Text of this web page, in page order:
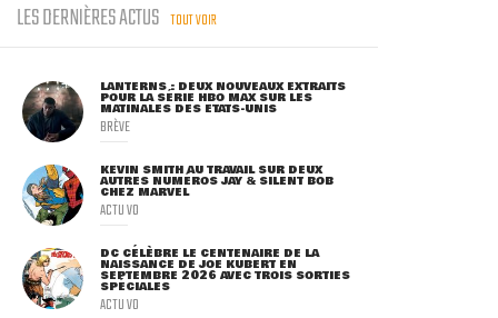
LES DERNIÈRES ACTUS TOUT VOIR
LANTERNS : DEUX NOUVEAUX EXTRAITS
POUR LA SÉRIE HBO MAX SUR LES
MATINALES DES ETATS-UNIS
BRÈVE
KEVIN SMITH AU TRAVAIL SUR DEUX
AUTRES NUMÉROS JAY & SILENT BOB
CHEZ MARVEL
ACTU VO
DC CÉLÈBRE LE CENTENAIRE DE LA
NAISSANCE DE JOE KUBERT EN
SEPTEMBRE 2026 AVEC TROIS SORTIES
SPÉCIALES
ACTU VO